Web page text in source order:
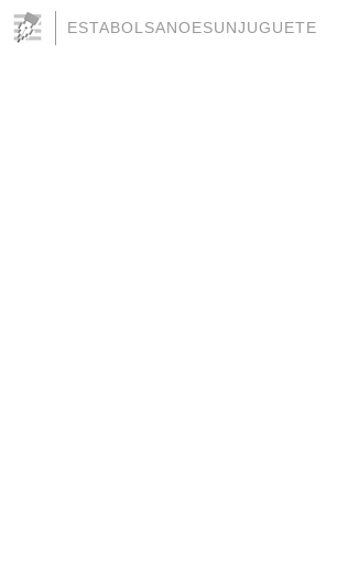
ESTABOLSANOESUNJUGUETE